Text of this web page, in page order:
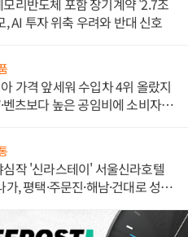
리반도체 포함 장기계약 '2.7조
, AI 투자 위축 우려와 반대 신호
가격 앞세워 수입차 4위 올랐지
벤츠보다 높은 공임비에 소비자
작 '신라스테이' 서울신라호텔
, 평택·주문진·해남·건대로 성